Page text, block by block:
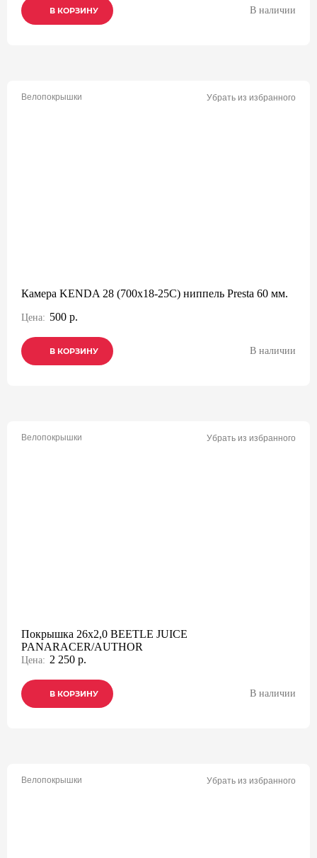
В КОРЗИНУ
В КОРЗИНУ
В КОРЗИНУ В наличии
Велопокрышки Убрать из избранного
Камера KENDA 28 (700x18-25C) ниппель Presta 60 мм.
Цена: 500 р.
В КОРЗИНУ
В КОРЗИНУ
В КОРЗИНУ В наличии
Велопокрышки Убрать из избранного
Покрышка 26х2,0 BEETLE JUICE
PANARACER/AUTHOR
Цена: 2 250 р.
В КОРЗИНУ
В КОРЗИНУ
В КОРЗИНУ В наличии
Велопокрышки Убрать из избранного